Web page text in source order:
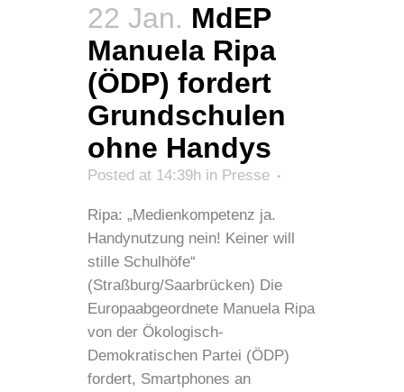
22 Jan. MdEP
Manuela Ripa
(ÖDP) fordert
Grundschulen
ohne Handys
Posted at 14:39h in Presse
Ripa: „Medienkompetenz ja.
Handynutzung nein! Keiner will
stille Schulhöfe“
(Straßburg/Saarbrücken) Die
Europaabgeordnete Manuela Ripa
von der Ökologisch-
Demokratischen Partei (ÖDP)
fordert, Smartphones an